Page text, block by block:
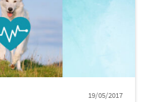
19/05/2017